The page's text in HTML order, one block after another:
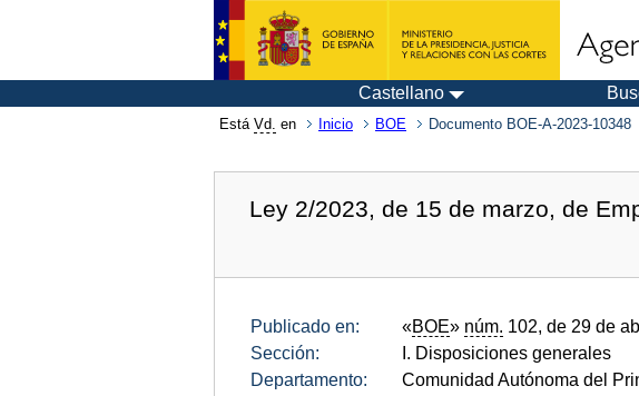
Castellano
Está Vd. en Inicio BOE Documento BOE-A-2023-10348
Ley 2/2023, de 15 de marzo, de
Publicado en: «BOE» núm. 102, de 29 de
Sección:
I. Disposiciones generales
Departamento:
Comunidad Autónoma del